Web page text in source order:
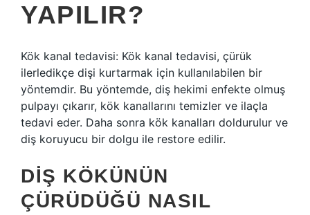
YAPILIR?
Kök kanal tedavisi: Kök kanal tedavisi, çürük
ilerledikçe dişi kurtarmak için kullanılabilen bir
yöntemdir. Bu yöntemde, diş hekimi enfekte olmuş
pulpayı çıkarır, kök kanallarını temizler ve ilaçla
tedavi eder. Daha sonra kök kanalları doldurulur ve
diş koruyucu bir dolgu ile restore edilir.
DIŞ KÖKÜNÜN
ÇÜRÜDÜĞÜ NASIL